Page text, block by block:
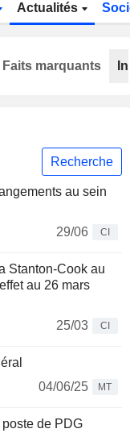
Actualités
Recherche
au sein
29/06
CI
Stanton-Cook au
au 26 mars
25/03
CI
04/06/25
MT
de PDG
Faits marquants